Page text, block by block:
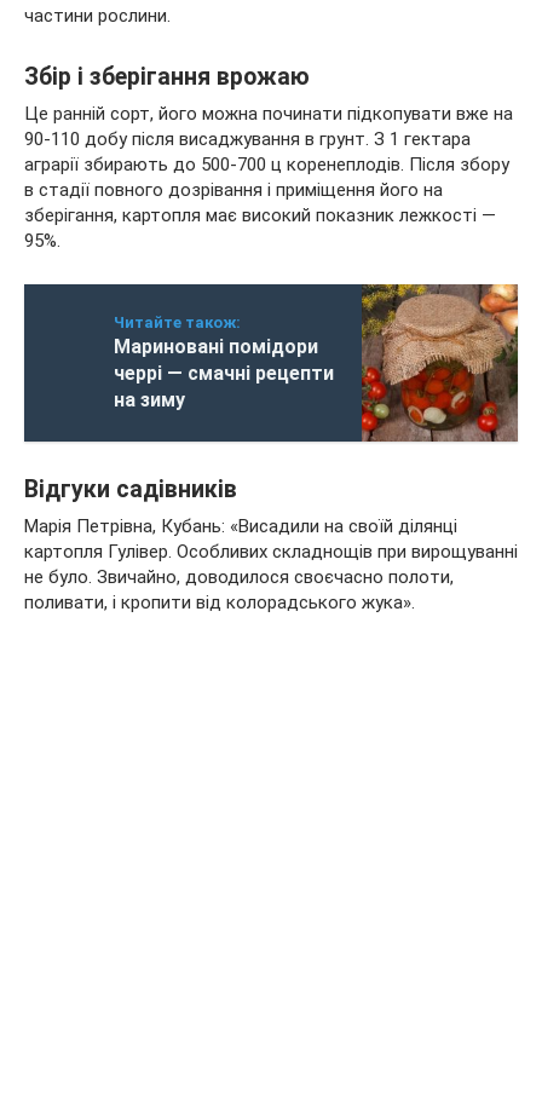
частини рослини.
Збір і зберігання врожаю
Це ранній сорт, його можна починати підкопувати вже на
90-110 добу після висаджування в грунт. З 1 гектара
аграрії збирають до 500-700 ц коренеплодів. Після збору
в стадії повного дозрівання і приміщення його на
зберігання, картопля має високий показник лежкості —
95%.
Читайте також:
Мариновані помідори
черрі — смачні рецепти
на зиму
Відгуки садівників
Марія Петрівна, Кубань: «Висадили на своїй ділянці
картопля Гулівер. Особливих складнощів при вирощуванні
не було. Звичайно, доводилося своєчасно полоти,
поливати, і кропити від колорадського жука».